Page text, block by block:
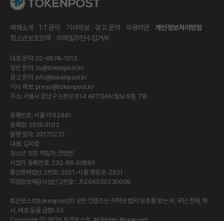
매체소개 1:1 문의 기사제보 광고 문의 이용약관
개인정보처리방침
청소년보호정책
이메일무단수집거부
대표 문의: 02-6674-1012
일반 문의: cs@tokenpost.kr
광고 문의: info@tokenpost.kr
기사 제보: press@tokenpost.kr
주소: 서울시 강남구 논현로 614 ARTISAN 빌딩 6층, 7층
등록번호: 서울 아 52481
등록일: 2018.01.02
발행 일자: 2017.02.17
대표: 김지호
청소년 보호 책임자: 전영빈
사업자 등록번호: 232-88-00885
통신판매업신고번호: 2021-서울 영등포-2531
직업정보제공사업신고번호 : J1204020230009
토큰포스트(tokenpost)의 모든 컨텐츠는 저작권 법의 보호를 받는 바, 무단 전재, 복
사, 배포 등을 금합니다.